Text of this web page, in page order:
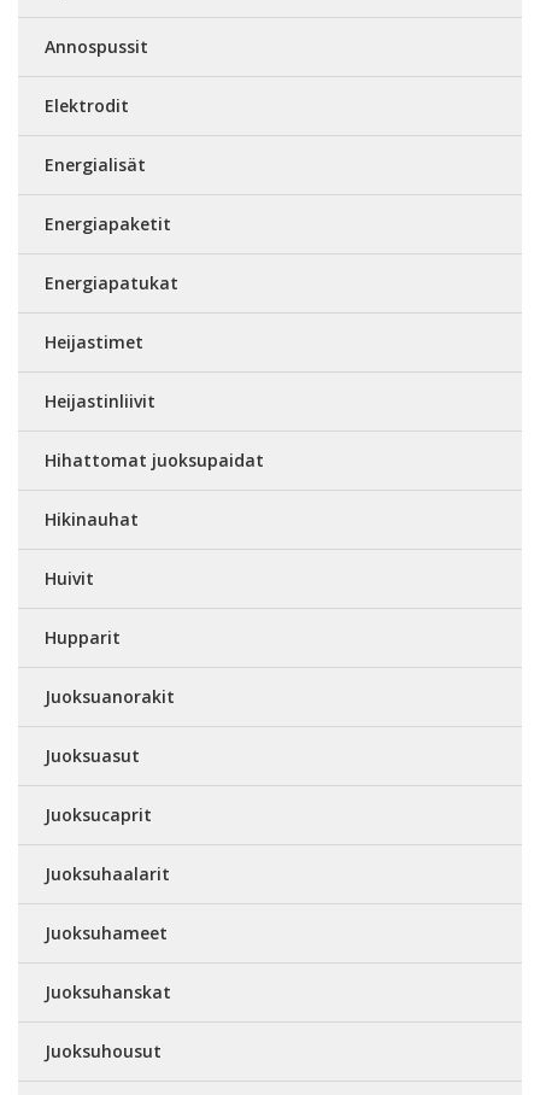
Annospussit
Elektrodit
Energialisät
Energiapaketit
Energiapatukat
Heijastimet
Heijastinliivit
Hihattomat juoksupaidat
Hikinauhat
Huivit
Hupparit
Juoksuanorakit
Juoksuasut
Juoksucaprit
Juoksuhaalarit
Juoksuhameet
Juoksuhanskat
Juoksuhousut